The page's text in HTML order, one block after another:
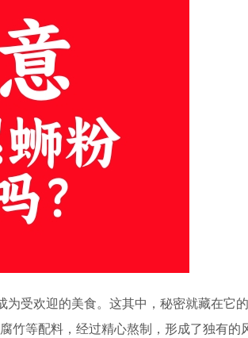
为受欢迎的美食。这其中，秘密就藏在它
竹等配料，经过精心熬制，形成了独有的